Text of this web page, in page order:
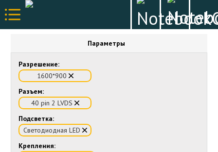
Параметры
Разрешение:
1600*900
Разъем:
40 pin 2 LVDS
Подсветка:
Светодиодная LED
Крепления: